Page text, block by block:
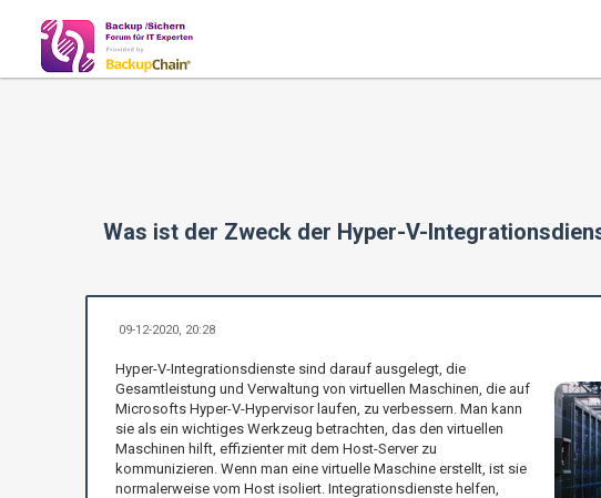
Was ist der Zweck der Hyper-V-
09-12-2020, 20:28
Hyper-V-Integrationsdienste sind darauf ausgelegt, die
Gesamtleistung und Verwaltung von virtuellen Maschinen, die auf
Microsofts Hyper-V-Hypervisor laufen, zu verbessern. Man kann
sie als ein wichtiges Werkzeug betrachten, das den virtuellen
Maschinen hilft, effizienter mit dem Host-Server zu
kommunizieren. Wenn man eine virtuelle Maschine erstellt, ist sie
normalerweise vom Host isoliert. Integrationsdienste helfen,